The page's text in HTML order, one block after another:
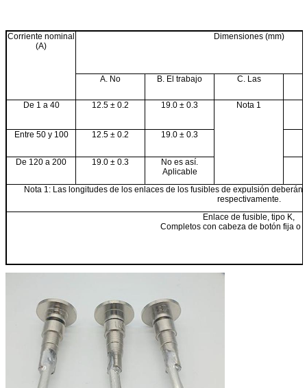
Corriente nominal
(A)
Dimensiones (mm)
A. No B. El trabajo C. Las
De 1 a 40 12.5 ± 0.2 19.0 ± 0.3 Nota 1
Entre 50 y 100 12.5 ± 0.2 19.0 ± 0.3
De 120 a 200 19.0 ± 0.3
No es así.
Aplicable
Nota 1: Las longitudes de los enlaces de los fusibles de expulsión deberán
respectivamente.
Enlace de fusible, tipo K,
Completos con cabeza de botón fija o